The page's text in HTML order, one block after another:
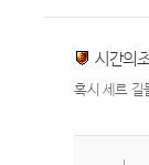
시간의
혹시 세르 길